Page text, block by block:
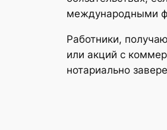
международными
Работники,
или акций с
нотариально